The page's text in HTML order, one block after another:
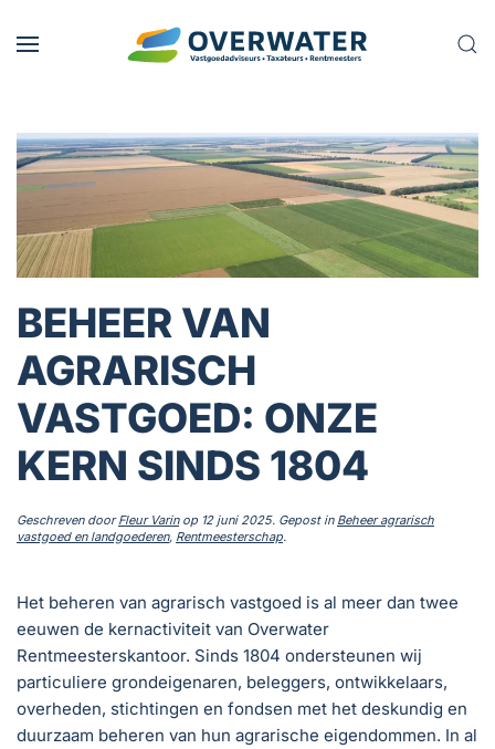
Skip to main content
BEHEER VAN
AGRARISCH
VASTGOED: ONZE
KERN SINDS 1804
Geschreven doorFleur Varinop 12 juni 2025. Gepost in Beheer agrarisch
vastgoed en landgoederen, Rentmeesterschap.
Het beheren van agrarisch vastgoed is al meer dan twee
eeuwen de kernactiviteit van Overwater
Rentmeesterskantoor. Sinds 1804 ondersteunen wij
particuliere grondeigenaren, beleggers, ontwikkelaars,
overheden, stichtingen en fondsen met het deskundig en
duurzaam beheren van hun agrarische eigendommen. In al